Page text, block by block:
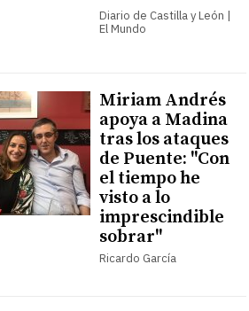
Diario de Castilla y León |
El Mundo
Miriam Andrés
apoya a Madina
tras los ataques
de Puente: "Con
el tiempo he
visto a lo
imprescindible
sobrar"
Ricardo García